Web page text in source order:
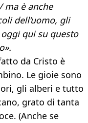
ma è anche
dell’uomo, gli
qui su questo
da Cristo è
Le gioie sono
gli alberi e tutto
grato di tanta
(Anche se